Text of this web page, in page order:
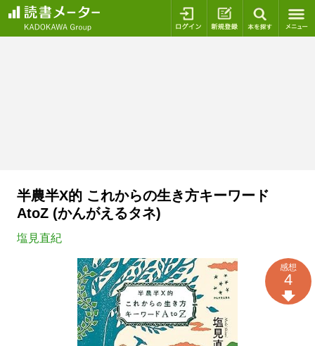
ログイン 新規登録
半農半X的 これからの生き方キーワード
AtoZ (かんがえるタネ)
塩見直紀
感想
4